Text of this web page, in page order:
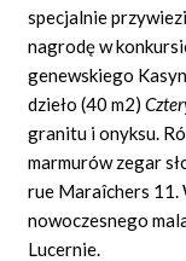
specjalnie
nagrodę w
genewskiego
dzieło (40 m2)
granitu i onyksu.
marmurów zegar
rue Maraîchers 11.
nowoczesnego
Lucernie.